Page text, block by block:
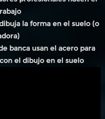
la forma en el suelo (o
banca usan el acero para
el dibujo en el suelo